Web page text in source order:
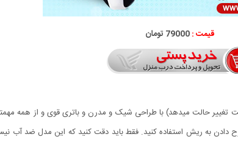
قیمت :79000 تومان
حالت میدهد) با طراحی شیک و مدرن و باتری قوی و از همه
ریش استفاده کنید. فقط باید دقت کنید که این مدل ضد آب نیست.